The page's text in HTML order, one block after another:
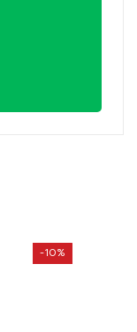
-10%